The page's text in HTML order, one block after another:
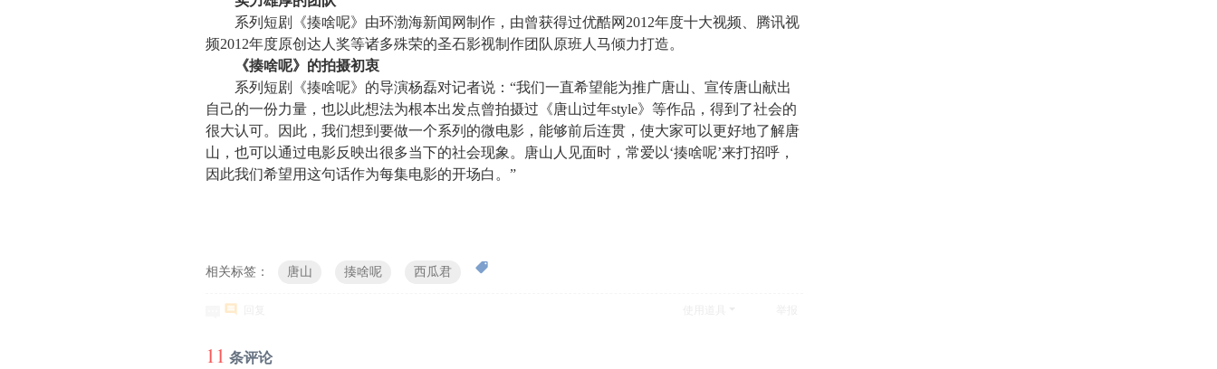
系列短剧《揍啥呢》由环渤海新闻网制作，由曾获得过优酷网2012年度十大视频、腾讯视
频2012年度原创达人奖等诸多殊荣的圣石影视制作团队原班人马倾力打造。
《揍啥呢》的拍摄初衷
系列短剧《揍啥呢》的导演杨磊对记者说：“我们一直希望能为推广唐山、宣传唐山献出
自己的一份力量，也以此想法为根本出发点曾拍摄过《唐山过年style》等作品，得到了社会的
很大认可。因此，我们想到要做一个系列的微电影，能够前后连贯，使大家可以更好地了解唐
山，也可以通过电影反映出很多当下的社会现象。唐山人见面时，常爱以‘揍啥呢’来打招呼，
因此我们希望用这句话作为每集电影的开场白。”
相关标签： 唐山 揍啥呢 西瓜君
11 条评论